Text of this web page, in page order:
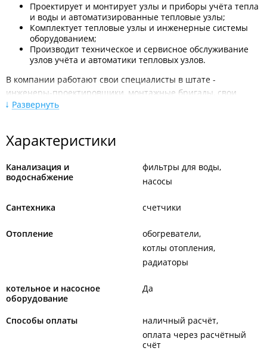
Проектирует и монтирует узлы и приборы учёта тепла
и воды и автоматизированные тепловые узлы;
Комплектует тепловые узлы и инженерные системы
оборудованием;
Производит техническое и сервисное обслуживание
узлов учёта и автоматики тепловых узлов.
В компании работают свои специалисты в штате -
инженеры-проектировщики, монтажные бригады, свои
склады с оборудованием. Для возможности дистанционного
Работа по Приморскому краю, с УК, ТСН, ТСЖ, ЖСК,
Управляющими компаниями, монтажными организациями, с
ген. подрядчиками и Заказчиками строительства.
рынке более 20 лет.
Филиал находится в ТЦ "
".
Развернуть
Характеристики
Канализация и
водоснабжение
фильтры для воды
насосы
Сантехника счетчики
Отопление
обогреватели
котлы отопления
радиаторы
котельное и насосное
оборудование
Да
Способы оплаты
наличный расчёт
оплата через расчётный
счёт